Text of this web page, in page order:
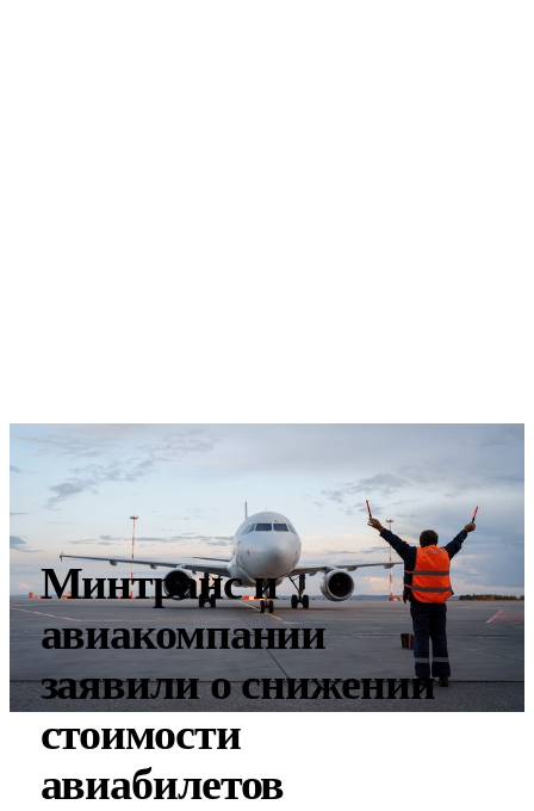
Минтранс и
авиакомпании
заявили о снижении
стоимости
авиабилетов